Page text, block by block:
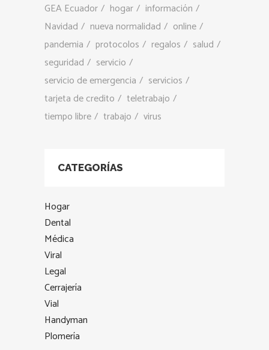
GEA Ecuador
hogar
información
Navidad
nueva normalidad
online
pandemia
protocolos regalos
salud
seguridad
servicio
servicio de emergencia
servicios
tarjeta de credito
teletrabajo
tiempo libre
trabajo virus
CATEGORÍAS
Hogar
Dental
Médica
Viral
Legal
Cerrajería
Vial
Handyman
Plomería